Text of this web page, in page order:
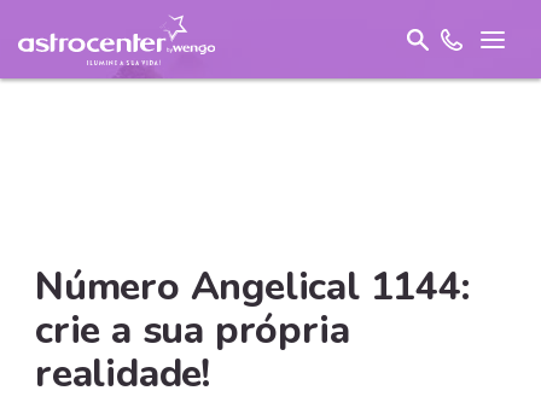
Número Angelical 1144:
crie a sua própria
realidade!